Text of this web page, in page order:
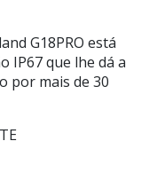
G18PRO está
IP67 que lhe dá a
por mais de 30